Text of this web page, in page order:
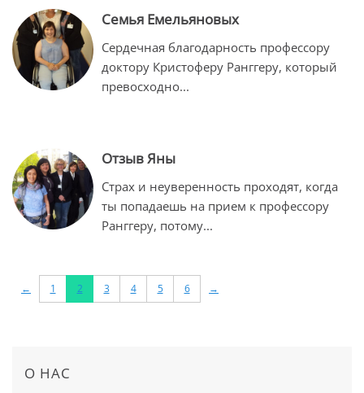
Семья Емельяновых
Сердечная благодарность профессору
доктору Кристоферу Ранггеру, который
превосходно...
Отзыв Яны
Страх и неуверенность проходят, когда
ты попадаешь на прием к профессору
Ранггеру, потому...
← 1 2 3 4 5 6 →
О НАС